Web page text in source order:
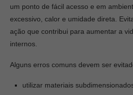
um ponto de fácil acesso e em
excessivo, calor e umidade direta.
ação que contribui para aumentar a
internos.
Alguns erros comuns devem ser
utilizar materiais